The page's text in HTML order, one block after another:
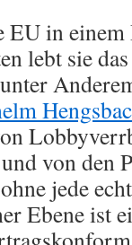
EU in
lebt sie
von den
jede
Ebene ist